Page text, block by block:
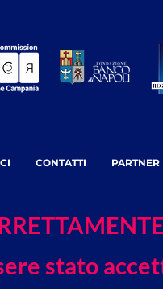
CONTATTI PARTNER
stato